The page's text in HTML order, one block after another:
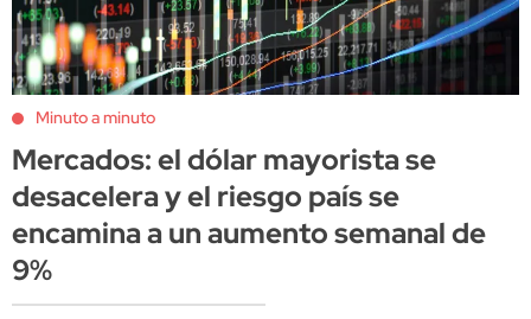
Minuto a minuto
Mercados: el dólar mayorista se
desacelera y el riesgo país se
encamina a un aumento semanal de
9%